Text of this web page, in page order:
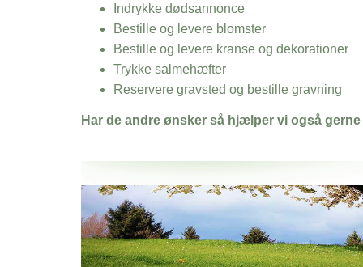
Indrykke dødsannonce
Bestille og levere blomster
Bestille og levere kranse og dekorationer
Trykke salmehæfter
Reservere gravsted og bestille gravning
Har de andre ønsker så hjælper vi også gerne
Her hos os får du altid en god afslutning når det gælder
Stille Begravelse I Vallensbæk Strand
vi hjælper i alle faser af begravelsel